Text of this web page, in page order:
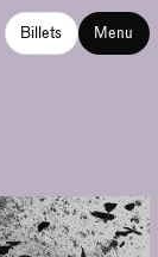
Billets Menu